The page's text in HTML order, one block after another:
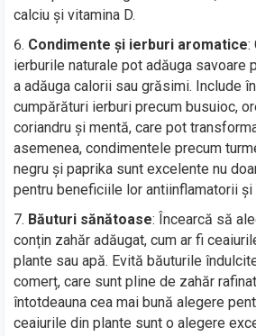
calciu și vitamina D.
Condimente și ierburi aromatice:
ierburile naturale pot adăuga savoare
a adăuga calorii sau grăsimi. Include
cumpărături ierburi precum busuioc,
coriandru și mentă, care pot
asemenea, condimentele precum
negru și paprika sunt excelente nu
pentru beneficiile lor antiinflamatorii și
Băuturi sănătoase: Încearcă să
conțin zahăr adăugat, cum ar fi
plante sau apă. Evită băuturile
comerț, care sunt pline de zahăr
întotdeauna cea mai bună alegere
ceaiurile din plante sunt o alegere